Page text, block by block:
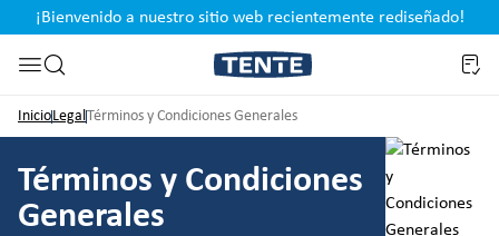
Saltar a la búsqueda
¡Bienvenido a nuestro sitio web recientemente rediseñado!
InicioLegalTérminos y Condiciones Generales
Términos y Condiciones
Generales